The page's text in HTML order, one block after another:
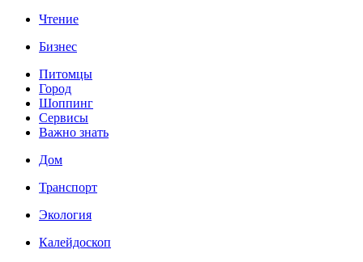
Чтение
Бизнес
Питомцы
Город
Шоппинг
Сервисы
Важно знать
Дом
Транспорт
Экология
Калейдоскоп